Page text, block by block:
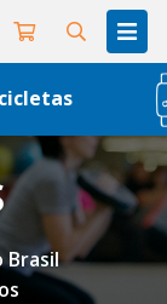
Brasil